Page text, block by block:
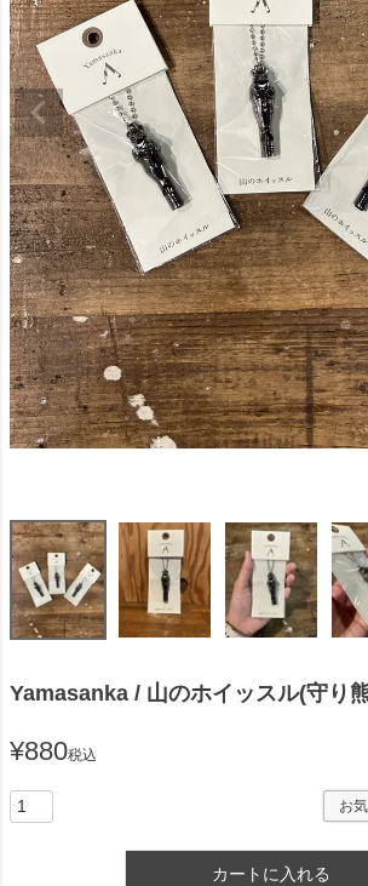
Yamasanka / 山のホイッスル(守り
¥880税込
お
カートに入れる